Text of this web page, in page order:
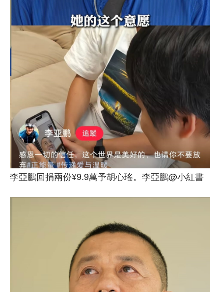
李亞鵬回捐兩份¥9.9萬予胡心瑤。李亞鵬@小紅書